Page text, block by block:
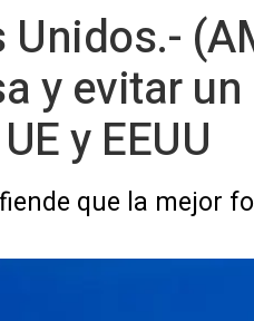
Unidos.-
y evitar
y EEUU
que la mejor